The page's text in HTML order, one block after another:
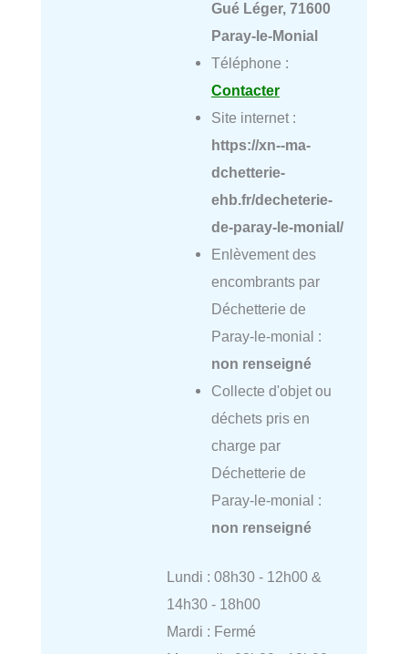
Gué Léger, 71600
Paray-le-Monial
Téléphone :
Contacter
Site internet :
https://xn--ma-
dchetterie-
ehb.fr/decheterie-
de-paray-le-monial/
Enlèvement des
encombrants par
Déchetterie de
Paray-le-monial :
non renseigné
Collecte d'objet ou
déchets pris en
charge par
Déchetterie de
Paray-le-monial :
non renseigné
Lundi : 08h30 - 12h00 &
14h30 - 18h00
Mardi : Fermé